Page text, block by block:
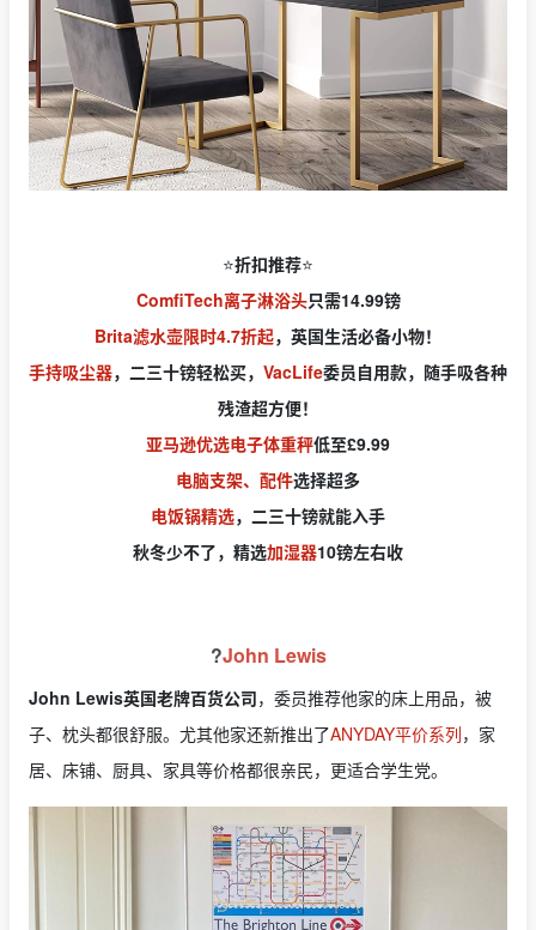
⭐️折扣推荐⭐️
ComfiTech离子淋浴头只需14.99镑
Brita滤水壶限时4.7折起，英国生活必备小物！
手持吸尘器，二三十镑轻松买， VacLife委员自用款，随手吸各种
残渣超方便！
亚马逊优选电子体重秤低至£9.99
电脑支架、配件选择超多
电饭锅精选，二三十镑就能入手
秋冬少不了， 精选加湿器10镑左右收
?John Lewis
John Lewis英国老牌百货公司，委员推荐他家的床上用品，被
子、枕头都很舒服。尤其他家还新推出了ANYDAY平价系列，家
居、床铺、厨具、家具等价格都很亲民，更适合学生党。